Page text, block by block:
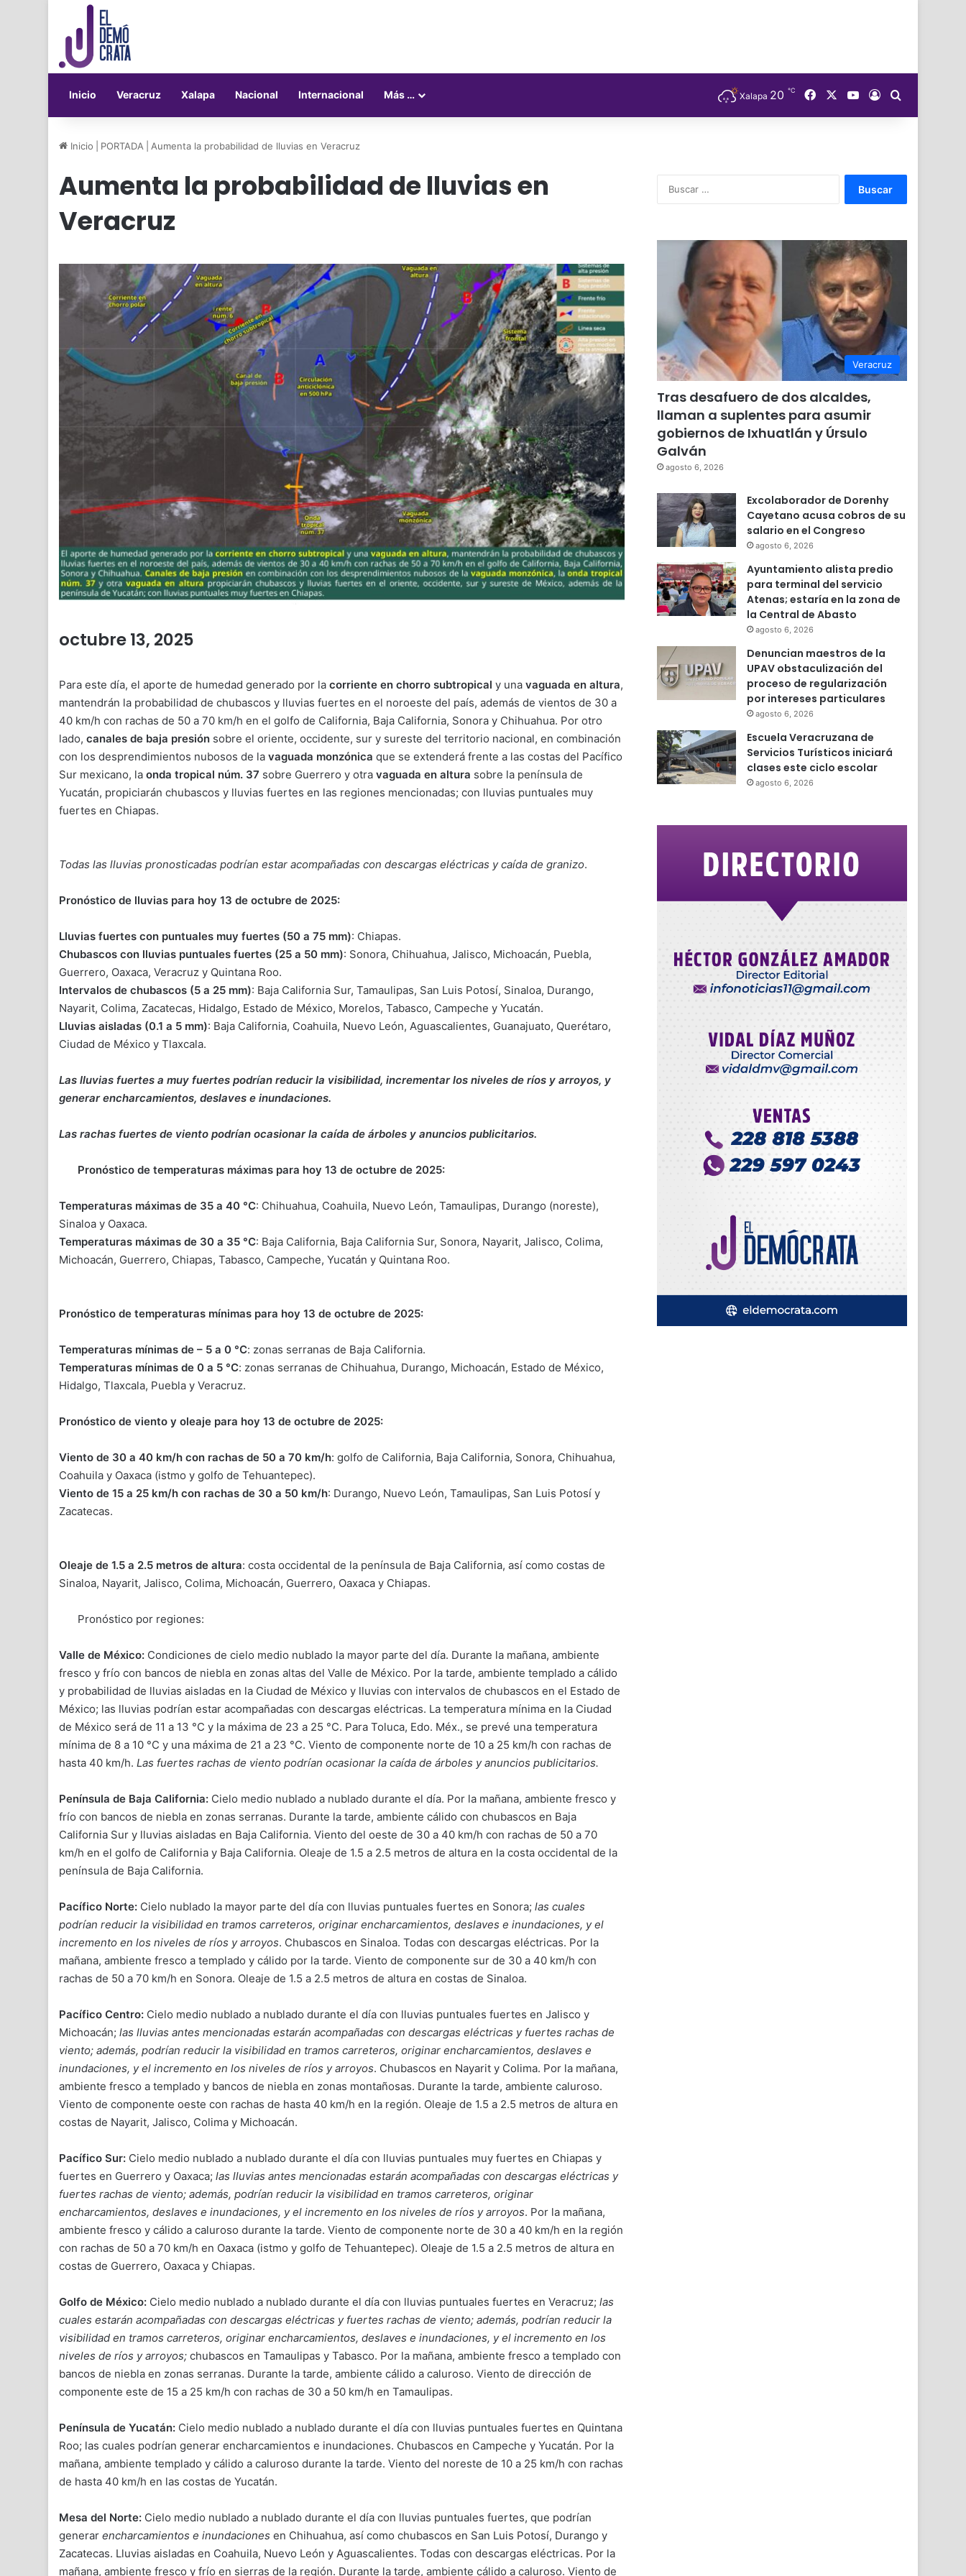
Inicio Veracruz Xalapa Nacional Internacional Más … Xalapa 20 ℃ FacebookYouTube
Acceso
Inicio PORTADA Aumenta la probabilidad de lluvias en Veracruz
Aumenta la probabilidad de lluvias en
Veracruz
octubre 13, 2025
Para este día, el aporte de humedad generado por lacorriente en chorro subtropical y unavaguada en altura,
mantendrán la probabilidad de chubascos y lluvias fuertes en el noroeste del país, además de vientos de 30 a
40 km/h con rachas de 50 a 70 km/h en el golfo de California, Baja California, Sonora y Chihuahua. Por otro
lado,canales de baja presión sobre el oriente, occidente, sur y sureste del territorio nacional, en combinación
con los desprendimientos nubosos de lavaguada monzónica que se extenderá frente a las costas del Pacífico
Sur mexicano, laonda tropical núm. 37 sobre Guerrero y otravaguada en altura sobre la península de
Yucatán, propiciarán chubascos y lluvias fuertes en las regiones mencionadas; con lluvias puntuales muy
fuertes en Chiapas.
Todas las lluvias pronosticadas podrían estar acompañadas con descargas eléctricas y caída de granizo.
Pronóstico de lluvias para hoy 13 de octubre de 2025:
Lluvias fuertes con puntuales muy fuertes (50 a 75 mm): Chiapas.
Chubascos con lluvias puntuales fuertes (25 a 50 mm): Sonora, Chihuahua, Jalisco, Michoacán, Puebla,
Guerrero, Oaxaca, Veracruz y Quintana Roo.
Intervalos de chubascos (5 a 25 mm): Baja California Sur, Tamaulipas, San Luis Potosí, Sinaloa, Durango,
Nayarit, Colima, Zacatecas, Hidalgo, Estado de México, Morelos, Tabasco, Campeche y Yucatán.
Lluvias aisladas (0.1 a 5 mm): Baja California, Coahuila, Nuevo León, Aguascalientes, Guanajuato, Querétaro,
Ciudad de México y Tlaxcala.
Las lluvias fuertes a muy fuertes podrían reducir la visibilidad, incrementar los niveles de ríos y arroyos, y
generar encharcamientos, deslaves e inundaciones.
Las rachas fuertes de viento podrían ocasionar la caída de árboles y anuncios publicitarios.
Pronóstico de temperaturas máximas para hoy 13 de octubre de 2025:
Temperaturas máximas de 35 a 40 °C: Chihuahua, Coahuila, Nuevo León, Tamaulipas, Durango (noreste),
Sinaloa y Oaxaca.
Temperaturas máximas de 30 a 35 °C: Baja California, Baja California Sur, Sonora, Nayarit, Jalisco, Colima,
Michoacán, Guerrero, Chiapas, Tabasco, Campeche, Yucatán y Quintana Roo.
Pronóstico de temperaturas mínimas para hoy 13 de octubre de 2025:
Temperaturas mínimas de – 5 a 0 °C: zonas serranas de Baja California.
Temperaturas mínimas de 0 a 5 °C: zonas serranas de Chihuahua, Durango, Michoacán, Estado de México,
Hidalgo, Tlaxcala, Puebla y Veracruz.
Pronóstico de viento y oleaje para hoy 13 de octubre de 2025:
Viento de 30 a 40 km/h con rachas de 50 a 70 km/h: golfo de California, Baja California, Sonora, Chihuahua,
Coahuila y Oaxaca (istmo y golfo de Tehuantepec).
Viento de 15 a 25 km/h con rachas de 30 a 50 km/h: Durango, Nuevo León, Tamaulipas, San Luis Potosí y
Zacatecas.
Oleaje de 1.5 a 2.5 metros de altura: costa occidental de la península de Baja California, así como costas de
Sinaloa, Nayarit, Jalisco, Colima, Michoacán, Guerrero, Oaxaca y Chiapas.
Pronóstico por regiones:
Valle de México: Condiciones de cielo medio nublado la mayor parte del día. Durante la mañana, ambiente
fresco y frío con bancos de niebla en zonas altas del Valle de México. Por la tarde, ambiente templado a cálido
y probabilidad de lluvias aisladas en la Ciudad de México y lluvias con intervalos de chubascos en el Estado de
México; las lluvias podrían estar acompañadas con descargas eléctricas. La temperatura mínima en la Ciudad
de México será de 11 a 13 °C y la máxima de 23 a 25 °C. Para Toluca, Edo. Méx., se prevé una temperatura
mínima de 8 a 10 °C y una máxima de 21 a 23 °C. Viento de componente norte de 10 a 25 km/h con rachas de
hasta 40 km/h.Las fuertes rachas de viento podrían ocasionar la caída de árboles y anuncios publicitarios.
Península de Baja California: Cielo medio nublado a nublado durante el día. Por la mañana, ambiente fresco y
frío con bancos de niebla en zonas serranas. Durante la tarde, ambiente cálido con chubascos en Baja
California Sur y lluvias aisladas en Baja California. Viento del oeste de 30 a 40 km/h con rachas de 50 a 70
km/h en el golfo de California y Baja California. Oleaje de 1.5 a 2.5 metros de altura en la costa occidental de la
península de Baja California.
Pacífico Norte: Cielo nublado la mayor parte del día con lluvias puntuales fuertes en Sonora;las cuales
podrían reducir la visibilidad en tramos carreteros, originar encharcamientos, deslaves e inundaciones, y el
incremento en los niveles de ríos y arroyos. Chubascos en Sinaloa. Todas con descargas eléctricas. Por la
mañana, ambiente fresco a templado y cálido por la tarde. Viento de componente sur de 30 a 40 km/h con
rachas de 50 a 70 km/h en Sonora. Oleaje de 1.5 a 2.5 metros de altura en costas de Sinaloa.
Pacífico Centro: Cielo medio nublado a nublado durante el día con lluvias puntuales fuertes en Jalisco y
Michoacán;las lluvias antes mencionadas estarán acompañadas con descargas eléctricas y fuertes rachas de
viento; además, podrían reducir la visibilidad en tramos carreteros, originar encharcamientos, deslaves e
inundaciones, y el incremento en los niveles de ríos y arroyos. Chubascos en Nayarit y Colima. Por la mañana,
ambiente fresco a templado y bancos de niebla en zonas montañosas. Durante la tarde, ambiente caluroso.
Viento de componente oeste con rachas de hasta 40 km/h en la región. Oleaje de 1.5 a 2.5 metros de altura en
costas de Nayarit, Jalisco, Colima y Michoacán.
Pacífico Sur: Cielo medio nublado a nublado durante el día con lluvias puntuales muy fuertes en Chiapas y
fuertes en Guerrero y Oaxaca;las lluvias antes mencionadas estarán acompañadas con descargas eléctricas y
fuertes rachas de viento; además, podrían reducir la visibilidad en tramos carreteros, originar
encharcamientos, deslaves e inundaciones, y el incremento en los niveles de ríos y arroyos. Por la mañana,
ambiente fresco y cálido a caluroso durante la tarde. Viento de componente norte de 30 a 40 km/h en la región
con rachas de 50 a 70 km/h en Oaxaca (istmo y golfo de Tehuantepec). Oleaje de 1.5 a 2.5 metros de altura en
costas de Guerrero, Oaxaca y Chiapas.
Golfo de México: Cielo medio nublado a nublado durante el día con lluvias puntuales fuertes en Veracruz;las
cuales estarán acompañadas con descargas eléctricas y fuertes rachas de viento; además, podrían reducir la
visibilidad en tramos carreteros, originar encharcamientos, deslaves e inundaciones, y el incremento en los
niveles de ríos y arroyos;chubascos en Tamaulipas y Tabasco. Por la mañana, ambiente fresco a templado con
bancos de niebla en zonas serranas. Durante la tarde, ambiente cálido a caluroso. Viento de dirección de
componente este de 15 a 25 km/h con rachas de 30 a 50 km/h en Tamaulipas.
Península de Yucatán: Cielo medio nublado a nublado durante el día con lluvias puntuales fuertes en Quintana
Roo; las cuales podrían generar encharcamientos e inundaciones. Chubascos en Campeche y Yucatán. Por la
mañana, ambiente templado y cálido a caluroso durante la tarde. Viento del noreste de 10 a 25 km/h con rachas
de hasta 40 km/h en las costas de Yucatán.
Mesa del Norte: Cielo medio nublado a nublado durante el día con lluvias puntuales fuertes, que podrían
generarencharcamientos e inundaciones en Chihuahua, así como chubascos en San Luis Potosí, Durango y
Zacatecas. Lluvias aisladas en Coahuila, Nuevo León y Aguascalientes. Todas con descargas eléctricas. Por la
mañana, ambiente fresco y frío en sierras de la región. Durante la tarde, ambiente cálido a caluroso. Viento de
Veracruz
Tras desafuero de dos alcaldes,
llaman a suplentes para asumir
gobiernos de Ixhuatlán y Úrsulo
Galván
agosto 6, 2026
Excolaborador de Dorenhy
Cayetano acusa cobros de su
salario en el Congreso
agosto 6, 2026
Ayuntamiento alista predio
para terminal del servicio
Atenas; estaría en la zona de
la Central de Abasto
agosto 6, 2026
Denuncian maestros de la
UPAV obstaculización del
proceso de regularización
por intereses particulares
agosto 6, 2026
Escuela Veracruzana de
Servicios Turísticos iniciará
clases este ciclo escolar
agosto 6, 2026